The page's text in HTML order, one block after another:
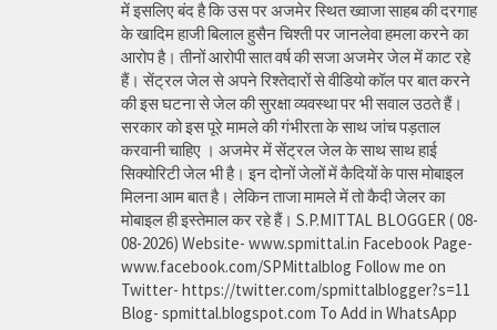
में इसलिए बंद है कि उस पर अजमेर स्थित ख्वाजा साहब की दरगाह
के खादिम हाजी बिलाल हुसैन चिश्ती पर जानलेवा हमला करने का
आरोप है। तीनों आरोपी सात वर्ष की सजा अजमेर जेल में काट रहे
हैं। सेंट्रल जेल से अपने रिश्तेदारों से वीडियो कॉल पर बात करने
की इस घटना से जेल की सुरक्षा व्यवस्था पर भी सवाल उठते हैं।
सरकार को इस पूरे मामले की गंभीरता के साथ जांच पड़ताल
करवानी चाहिए । अजमेर में सेंट्रल जेल के साथ साथ हाई
सिक्योरिटी जेल भी है। इन दोनों जेलों में कैदियों के पास मोबाइल
मिलना आम बात है। लेकिन ताजा मामले में तो कैदी जेलर का
मोबाइल ही इस्तेमाल कर रहे हैं। S.P.MITTAL BLOGGER ( 08-
08-2026) Website- www.spmittal.in Facebook Page-
www.facebook.com/SPMittalblog Follow me on
Twitter- https://twitter.com/spmittalblogger?s=11
Blog- spmittal.blogspot.com To Add in WhatsApp